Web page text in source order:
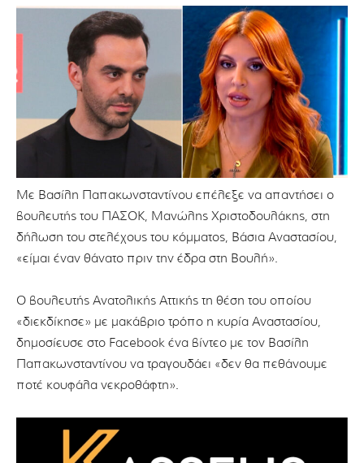
Με Βασίλη Παπακωνσταντίνου επέλεξε να απαντήσει ο
βουλευτής του ΠΑΣΟΚ, Μανώλης Χριστοδουλάκης, στη
δήλωση του στελέχους του κόμματος, Βάσια Αναστασίου,
«είμαι έναν θάνατο πριν την έδρα στη Βουλή».
Ο βουλευτής Ανατολικής Αττικής τη θέση του οποίου
«διεκδίκησε» με μακάβριο τρόπο η κυρία Αναστασίου,
δημοσίευσε στο Facebook ένα βίντεο με τον Βασίλη
Παπακωνσταντίνου να τραγουδάει «δεν θα πεθάνουμε
ποτέ κουφάλα νεκροθάφτη».